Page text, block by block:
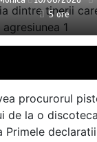
5 ore
5 ore
6 ore
7 ore
11 ore
13 ore
15 ore